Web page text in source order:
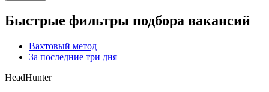
Быстрые фильтры подбора вакансий
Вахтовый метод
За последние три дня
HeadHunter